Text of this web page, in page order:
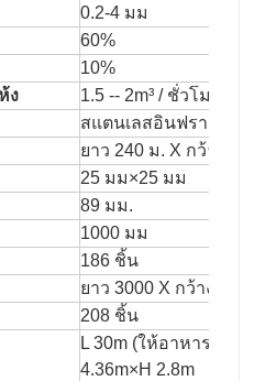
0.2-4 มม
60%
10%
ง
1.5 -- 2m³ / ชั่วโมง
สแตนเลสอินฟราเรด
ยาว 240 ม. X กว้าง
25 มม×25 มม
89 มม.
1000 มม
186 ชิ้น
ยาว 3000 X กว้าง
208 ชิ้น
L 30m (ให้อาหาร
4.36m×H 2.8m